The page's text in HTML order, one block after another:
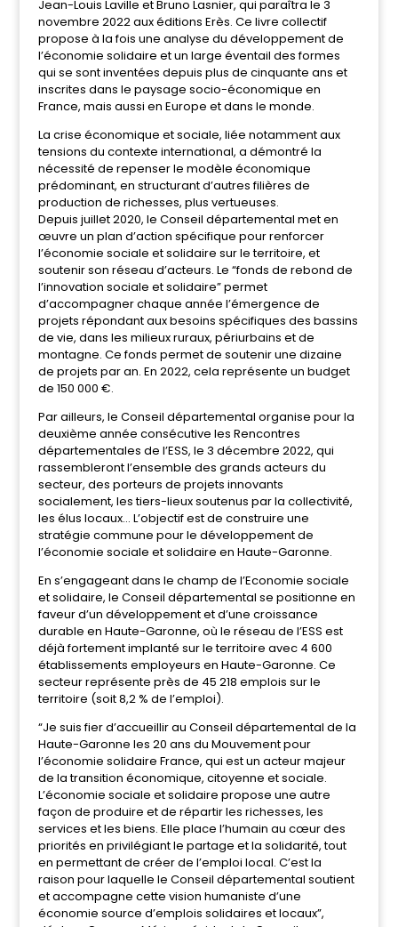
Jean-Louis Laville et Bruno Lasnier, qui paraîtra le 3
novembre 2022 aux éditions Erès. Ce livre collectif
propose à la fois une analyse du développement de
l’économie solidaire et un large éventail des formes
qui se sont inventées depuis plus de cinquante ans et
inscrites dans le paysage socio-économique en
France, mais aussi en Europe et dans le monde.
La crise économique et sociale, liée notamment aux
tensions du contexte international, a démontré la
nécessité de repenser le modèle économique
prédominant, en structurant d’autres filières de
production de richesses, plus vertueuses.
Depuis juillet 2020, le Conseil départemental met en
œuvre un plan d’action spécifique pour renforcer
l’économie sociale et solidaire sur le territoire, et
soutenir son réseau d’acteurs. Le “fonds de rebond de
l’innovation sociale et solidaire” permet
d’accompagner chaque année l’émergence de
projets répondant aux besoins spécifiques des bassins
de vie, dans les milieux ruraux, périurbains et de
montagne. Ce fonds permet de soutenir une dizaine
de projets par an. En 2022, cela représente un budget
de 150 000 €.
Par ailleurs, le Conseil départemental organise pour la
deuxième année consécutive les Rencontres
départementales de l’ESS, le 3 décembre 2022, qui
rassembleront l’ensemble des grands acteurs du
secteur, des porteurs de projets innovants
socialement, les tiers-lieux soutenus par la collectivité,
les élus locaux… L’objectif est de construire une
stratégie commune pour le développement de
l’économie sociale et solidaire en Haute-Garonne.
En s’engageant dans le champ de l’Economie sociale
et solidaire, le Conseil départemental se positionne en
faveur d’un développement et d’une croissance
durable en Haute-Garonne, où le réseau de l’ESS est
déjà fortement implanté sur le territoire avec 4 600
établissements employeurs en Haute-Garonne. Ce
secteur représente près de 45 218 emplois sur le
territoire (soit 8,2 % de l’emploi).
“Je suis fier d’accueillir au Conseil départemental de la
Haute-Garonne les 20 ans du Mouvement pour
l’économie solidaire France, qui est un acteur majeur
de la transition économique, citoyenne et sociale.
L’économie sociale et solidaire propose une autre
façon de produire et de répartir les richesses, les
services et les biens. Elle place l’humain au cœur des
priorités en privilégiant le partage et la solidarité, tout
en permettant de créer de l’emploi local. C’est la
raison pour laquelle le Conseil départemental soutient
et accompagne cette vision humaniste d’une
économie source d’emplois solidaires et locaux”,